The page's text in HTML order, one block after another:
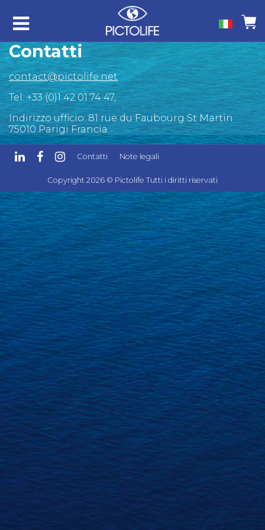
Contatti
contact@pictolife.net
Tel: +33 (0)1 42 01 74 47,
Indirizzo ufficio: 81 rue du Faubourg St Martin
75010 Parigi Francia
Contatti Note legali
Copyright 2026 © Pictolife Tutti i diritti riservati